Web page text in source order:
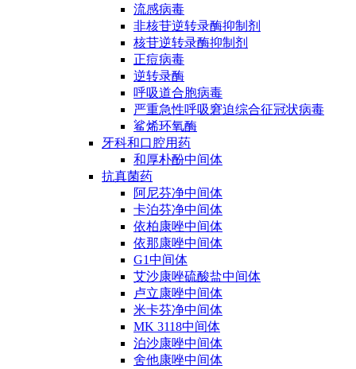
流感病毒
非核苷逆转录酶抑制剂
核苷逆转录酶抑制剂
正痘病毒
逆转录酶
呼吸道合胞病毒
严重急性呼吸窘迫综合征冠状病毒
鲨烯环氧酶
牙科和口腔用药
和厚朴酚中间体
抗真菌药
阿尼芬净中间体
卡泊芬净中间体
依柏康唑中间体
依那康唑中间体
G1中间体
艾沙康唑硫酸盐中间体
卢立康唑中间体
米卡芬净中间体
MK 3118中间体
泊沙康唑中间体
舍他康唑中间体